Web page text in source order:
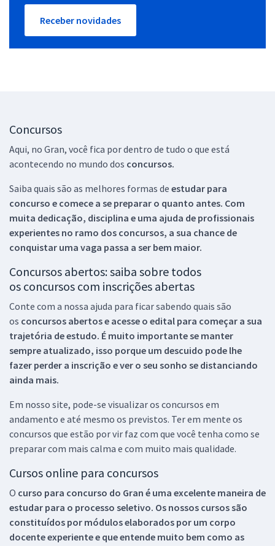
Receber novidades
Concursos
Aqui, no Gran, você fica por dentro de tudo o que está
acontecendo no mundo dos concursos.
Saiba quais são as melhores formas de estudar para
concurso e comece a se preparar o quanto antes. Com
muita dedicação, disciplina e uma ajuda de profissionais
experientes no ramo dos concursos, a sua chance de
conquistar uma vaga passa a ser bem maior.
Concursos abertos: saiba sobre todos
os concursos com inscrições abertas
Conte com a nossa ajuda para ficar sabendo quais são
os concursos abertos e acesse o edital para começar a sua
trajetória de estudo. É muito importante se manter
sempre atualizado, isso porque um descuido pode lhe
fazer perder a inscrição e ver o seu sonho se distanciando
ainda mais.
Em nosso site, pode-se visualizar os concursos em
andamento e até mesmo os previstos. Ter em mente os
concursos que estão por vir faz com que você tenha como se
preparar com mais calma e com muito mais qualidade.
Cursos online para concursos
O curso para concurso do Gran é uma excelente maneira de
estudar para o processo seletivo. Os nossos cursos são
constituídos por módulos elaborados por um corpo
docente experiente e que entende muito bem como as